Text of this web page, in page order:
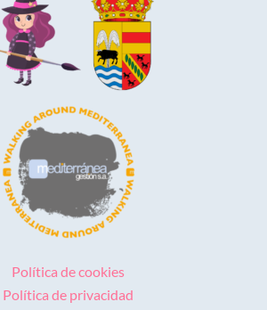
Política de cookies
Política de privacidad